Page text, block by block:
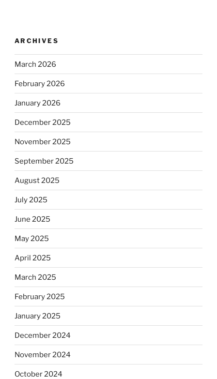
ARCHIVES
March 2026
February 2026
January 2026
December 2025
November 2025
September 2025
August 2025
July 2025
June 2025
May 2025
April 2025
March 2025
February 2025
January 2025
December 2024
November 2024
October 2024